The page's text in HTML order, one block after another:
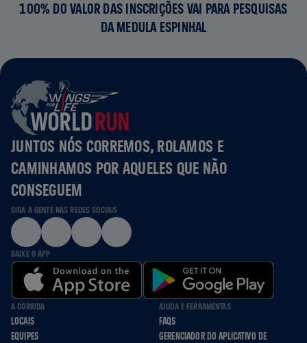
100% DO VALOR DAS INSCRIÇÕES VAI PARA PESQUISAS
DA MEDULA ESPINHAL
JUNTOS NÓS CORREMOS, ROLAMOS E
CAMINHAMOS POR AQUELES QUE NÃO
CONSEGUEM
SIGA A GENTE NAS REDES SOCIAIS
BAIXE O APP
A CORRIDA
LOCAIS
EQUIPES
AJUDA E FERRAMENTAS
FAQS
GERENCIADOR DO APLICATIVO DE